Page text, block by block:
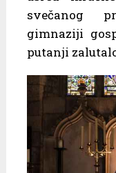
svečanog
gimnaziji
putanji